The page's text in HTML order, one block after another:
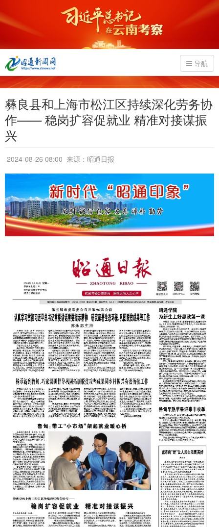
导航
彝良县和上海市松江区持续深化劳务协
作—— 稳岗扩容促就业 精准对接谋振
兴
2024-08-26 08:00 来源：昭通日报